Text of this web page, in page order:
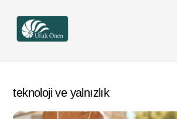
content
teknoloji ve yalnızlık